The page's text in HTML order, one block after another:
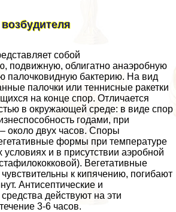
собой
подвижную, облигатно анаэробную
палочковидную бактерию. На вид
палочки или теннисные paкетки
на конце спор. Отличается
в окружающей среде: в виде спор
годами, при
около двух часов. Споры
формы при температуре
и в присутствии аэробной
Вегетативные
к кипячению, погибают
Антисептические и
действуют на эти
3-6 часов.